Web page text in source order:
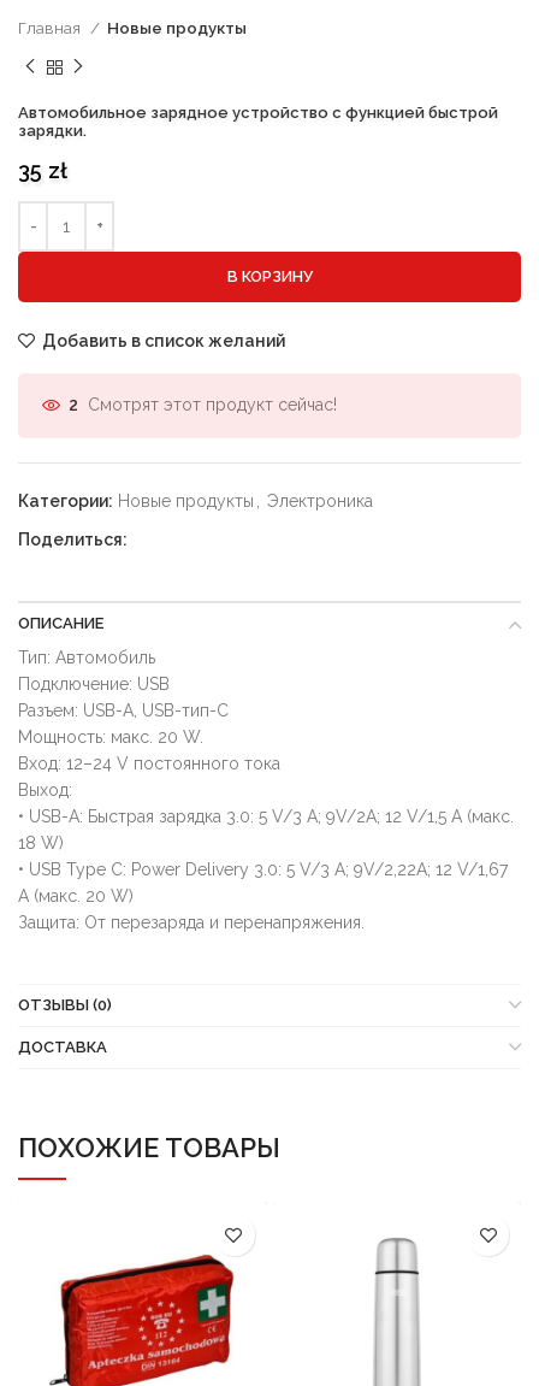
Главная Новые продукты
Автомобильное зарядное устройство с функцией быстрой
зарядки.
35 zł
В КОРЗИНУ
Добавить в список желаний
2 Смотрят этот продукт сейчас!
Категории: Новые продукты
Электроника
Поделиться:
ОПИСАНИЕ
Тип: Автомобиль
Подключение: USB
Разъем: USB-A, USB-тип-C
Мощность: макс. 20 W.
Вход: 12–24 V постоянного тока
Выход:
• USB-A: Быстрая зарядка 3.0: 5 V/3 А; 9V/2А; 12 V/1,5 А (макс.
18 W)
• USB Type C: Power Delivery 3.0: 5 V/3 А; 9V/2,22А; 12 V/1,67
А (макс. 20 W)
Защита: От перезаряда и перенапряжения.
ОТЗЫВЫ (0)
ДОСТАВКА
ПОХОЖИЕ ТОВАРЫ